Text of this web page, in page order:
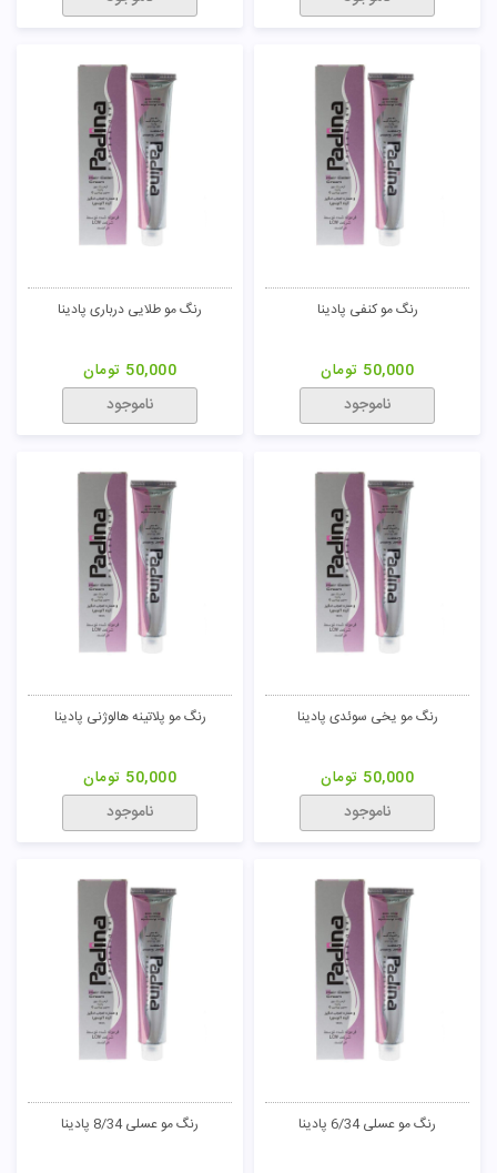
رنگ مو کنفی پادینا
50,000 تومان
ناموجود
رنگ مو طلایی درباری پادینا
50,000 تومان
ناموجود
رنگ مو یخی سوئدی پادینا
50,000 تومان
ناموجود
رنگ مو پلاتینه هالوژنی پادینا
50,000 تومان
ناموجود
رنگ مو عسلی 6/34 پادینا رنگ مو عسلی 8/34 پادینا